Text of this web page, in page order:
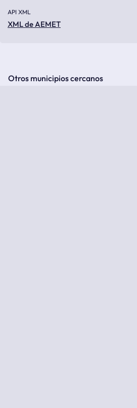
API XML
XML de AEMET
Otros municipios cercanos